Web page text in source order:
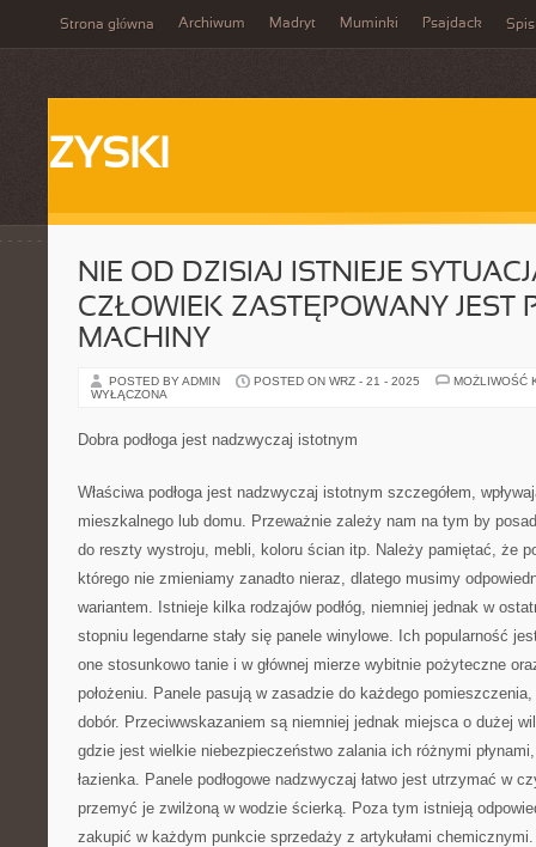
Strona główna Archiwum Madryt Muminki Psajdack Spis
ZYSKI
NIE OD DZISIAJ ISTNIEJE
CZŁOWIEK ZASTĘPOWANY JEST
MACHINY
POSTED BY ADMIN POSTED ON WRZ - 21 - 2025
MOŻLIWOŚĆ
WYŁĄCZONA
Dobra podłoga jest nadzwyczaj istotnym
Właściwa podłoga jest nadzwyczaj istotnym szczegółem,
mieszkalnego lub domu. Przeważnie zależy nam na tym by
do reszty wystroju, mebli, koloru ścian itp. Należy pamiętać, że
którego nie zmieniamy zanadto nieraz, dlatego musimy
wariantem. Istnieje kilka rodzajów podłóg, niemniej jednak w
stopniu legendarne stały się panele winylowe. Ich popularność
one stosunkowo tanie i w głównej mierze wybitnie pożyteczne
położeniu. Panele pasują w zasadzie do każdego
dobór. Przeciwwskazaniem są niemniej jednak miejsca o dużej
gdzie jest wielkie niebezpieczeństwo zalania ich różnymi
łazienka. Panele podłogowe nadzwyczaj łatwo jest utrzymać w
przemyć je zwilżoną w wodzie ścierką. Poza tym istnieją
zakupić w każdym punkcie sprzedaży z artykułami chemicznymi.